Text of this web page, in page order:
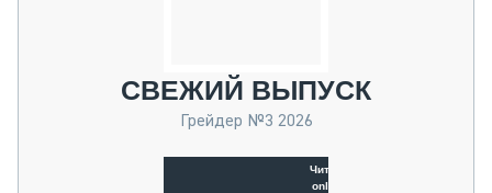
СВЕЖИЙ ВЫПУСК
Грейдер №3 2026
Читать
online